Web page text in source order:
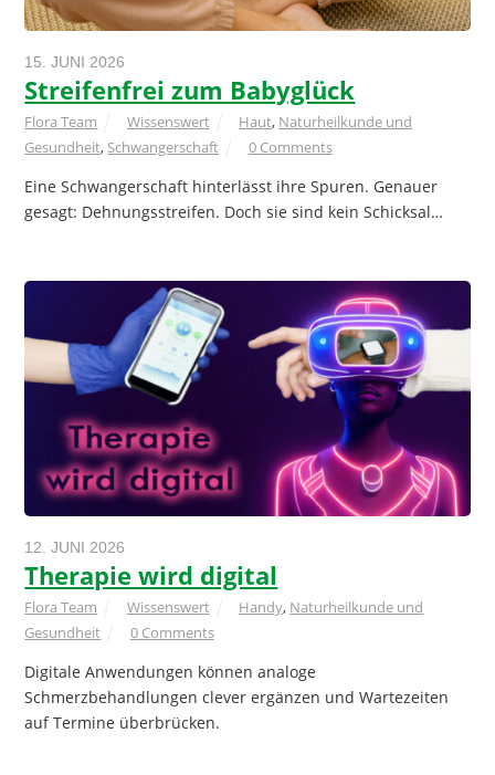
15. JUNI 2026
Streifenfrei zum Babyglück
Flora Team Wissenswert Haut, Naturheilkunde und
Gesundheit, Schwangerschaft 0 Comments
Eine Schwangerschaft hinterlässt ihre Spuren. Genauer
gesagt: Dehnungsstreifen. Doch sie sind kein Schicksal…
12. JUNI 2026
Therapie wird digital
Flora Team Wissenswert Handy, Naturheilkunde und
Gesundheit
0 Comments
Digitale Anwendungen können analoge
Schmerzbehandlungen clever ergänzen und Wartezeiten
auf Termine überbrücken.